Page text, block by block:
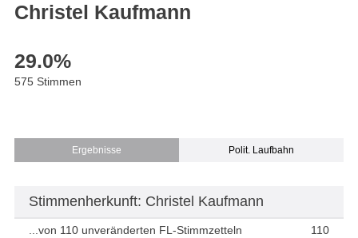
Christel Kaufmann
29.0%
575 Stimmen
Ergebnisse Polit. Laufbahn
Stimmenherkunft: Christel Kaufmann
...von 110 unveränderten FL-Stimmzetteln
110